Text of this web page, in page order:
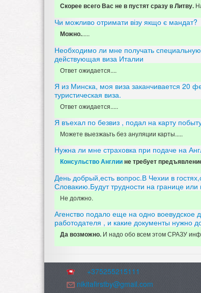
Скорее всего Вас не в пустят сразу в Литву.
Чи можливо отримати візу якщо є мандат?
Можно......
Необходимо ли мне получать
действующая виза Италии
Ответ ожидается....
Я из Минска, моя виза заканчивается 20
туристическая виза.
Ответ ожидается.....
Я въехал по безвиз , подал на карту
Можете выезжаьть без ануляции карты.....
Нужна ли мне страховка при подаче на
Консульство Англиине требует
День добрый,есть вопрос.В Чехии в
Словакию.Будут трудности на границе или
Не должно.
Агенство подало еще на одно воевудское
работодателя , и какие документы нужно
Да возможно. И надо обо всем этом СРАЗУ
+375255215111
nikitafirstby@gmail.com